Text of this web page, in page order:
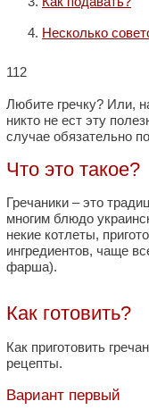
Несколько
112
Любите гречку? Или,
никто не ест эту
случае обязательно
Что это такое?
Гречаники – это
многим блюдо
некие котлеты,
ингредиентов, чаще
фарша).
Как готовить?
Как приготовить
рецепты.
Вариант первый